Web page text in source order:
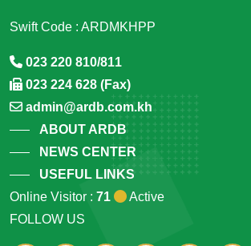
Swift Code : ARDMKHPP
023 220 810/811
023 224 628 (Fax)
admin@ardb.com.kh
ABOUT ARDB
NEWS CENTER
USEFUL LINKS
Online Visitor : 71
Active
FOLLOW US